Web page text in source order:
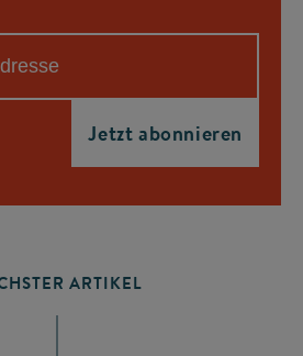
ARTIKEL